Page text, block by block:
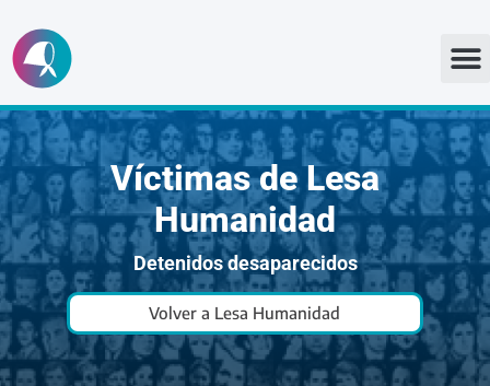
Ir
al
contenido
Víctimas de Lesa
Humanidad
Detenidos desaparecidos
Volver a Lesa Humanidad